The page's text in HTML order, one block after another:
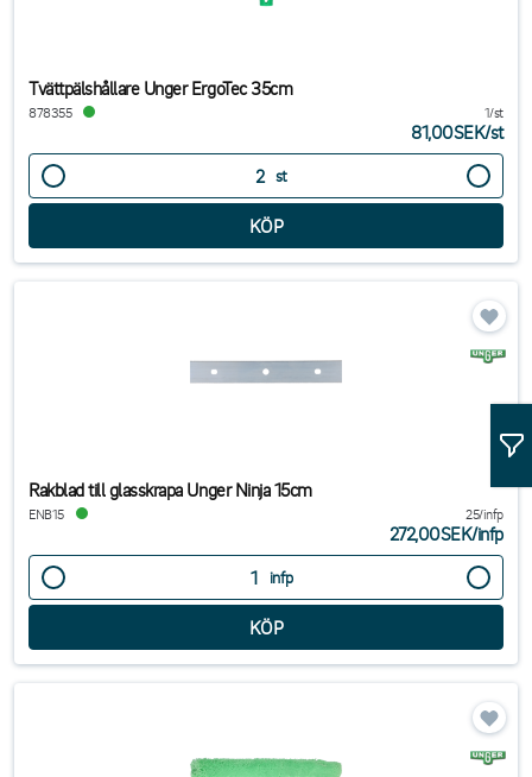
Tvättpälshållare Unger ErgoTec 35cm
878355 1/st
81,00SEK/st
st
Rakblad till glasskrapa Unger Ninja 15cm
ENB15 25/infp
272,00SEK/infp
infp